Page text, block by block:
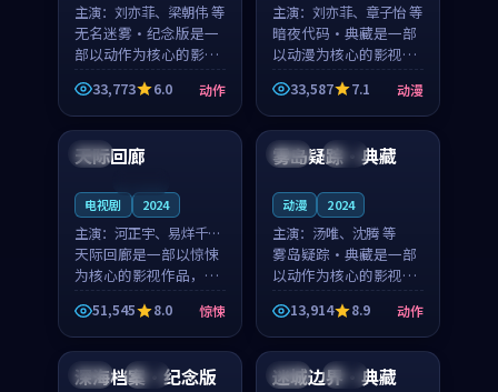
主演： 刘亦菲、梁朝伟 等
无名迷雾·纪念版是一
部以动作为核心的影视
作品，围绕危机、反转
与人物成长展开，整体
节奏紧凑，值得推荐观
33,773 6.0 动作
主演： 刘亦菲、章子怡 等
暗夜代码·典藏是一部
以动漫为核心的影视作
品，围绕危机、反转与
人物成长展开，整体节
奏紧凑，值得推荐观
看。
33,587 7.1 动漫
美国
天际回廊
电视剧 2024
主演： 河正宇、易烊千玺
等
天际回廊是一部以惊悚
为核心的影视作品，围
绕危机、反转与人物成
长展开，整体节奏紧
凑，值得推荐观看。
51,545 8.0 惊悚
韩国 高分
雾岛疑踪·典藏
动漫 2024
主演： 汤唯、沈腾 等
雾岛疑踪·典藏是一部
以动作为核心的影视作
品，围绕危机、反转与
人物成长展开，整体节
奏紧凑，值得推荐观
看。
13,914 8.9 动作
日本 完结
深海档案·纪念版 英国 高分
迷城边界·典藏